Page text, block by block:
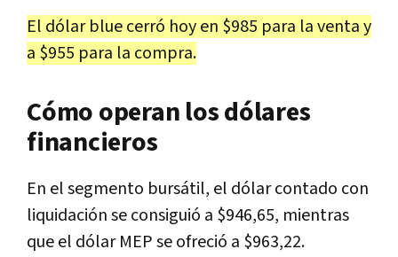
El dólar blue cerró hoy en $985 para la venta y
a $955 para la compra.
Cómo operan los dólares
financieros
En el segmento bursátil, el dólar contado con
liquidación se consiguió a $946,65, mientras
que el dólar MEP se ofreció a $963,22.